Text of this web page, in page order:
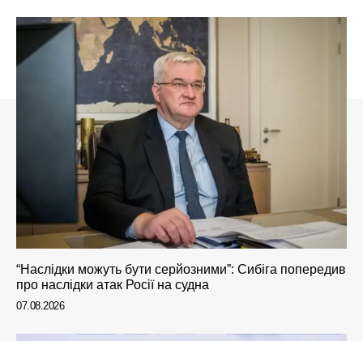
“Наслідки можуть бути серйозними”: Сибіга попередив
про наслідки атак Росії на судна
07.08.2026